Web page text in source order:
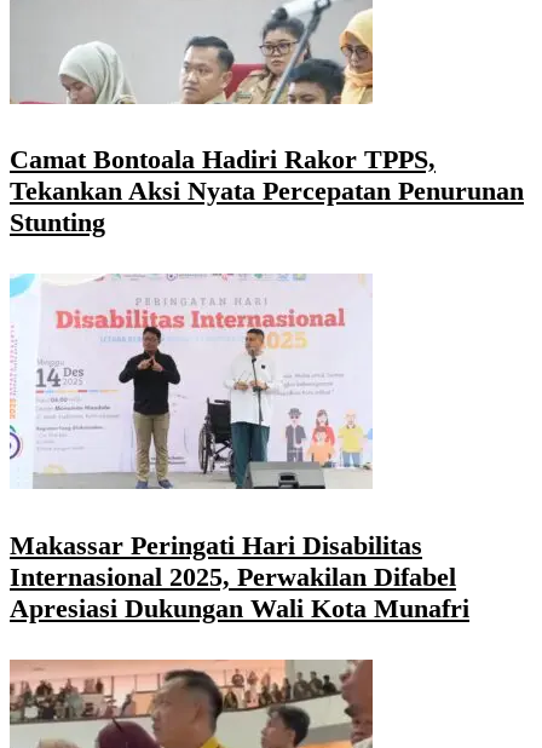
Camat Bontoala Hadiri Rakor TPPS,
Tekankan Aksi Nyata Percepatan Penurunan
Stunting
Makassar Peringati Hari Disabilitas
Internasional 2025, Perwakilan Difabel
Apresiasi Dukungan Wali Kota Munafri